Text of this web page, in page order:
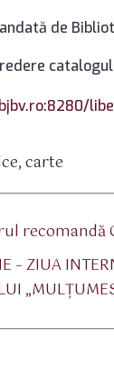
de
,carte
recomandă
– ZIUA